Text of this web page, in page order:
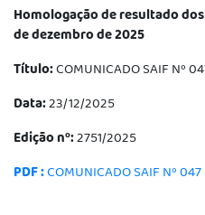
Homologação de resultado
de dezembro de 2025
Título:COMUNICADO SAIF Nº
Data:23/12/2025
Edição nº:2751/2025
PDF :COMUNICADO SAIF Nº